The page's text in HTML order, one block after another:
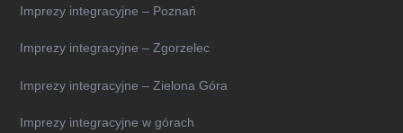
Imprezy integracyjne – Poznań
Imprezy integracyjne – Zgorzelec
Imprezy integracyjne – Zielona Góra
Imprezy integracyjne w górach